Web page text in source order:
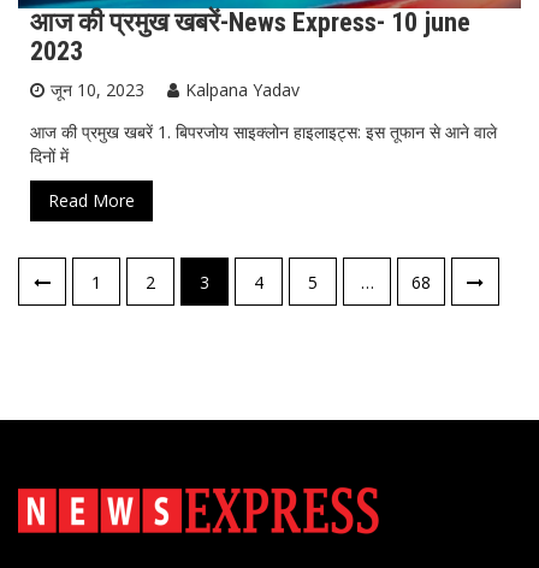
आज की प्रमुख खबरें-News Express- 10 june
2023
जून 10, 2023
Kalpana Yadav
आज की प्रमुख खबरें 1. बिपरजोय साइक्लोन हाइलाइट्स: इस तूफान से आने वाले
दिनों में
Read More
पोस्ट्स
नेविगेशन
1 2 3 4 5 … 68